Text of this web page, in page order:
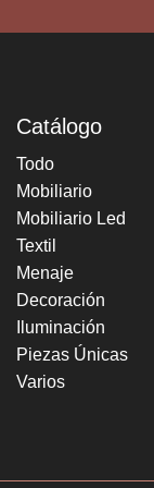
Catálogo
Todo
Mobiliario
Mobiliario Led
Textil
Menaje
Decoración
Iluminación
Piezas Únicas
Varios